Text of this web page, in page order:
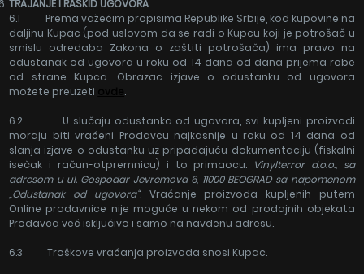
TRAJANJE I RASKID UGOVORA
6.1 Prema važećim propisima Republike Srbije, kod kupovine na
daljinu Kupac (pod uslovom da se radi o Kupcu koji je potrošač u
smislu odredaba Zakona o zaštiti potrošača) ima pravo na
odustanak od ugovora u roku od 14 dana od dana prijema robe
od strane Kupca. Obrazac izjave o odustanku od ugovora
možete preuzeti
.
6.2 U slučaju odustanka od ugovora, svi kupljeni proizvodi
moraju biti vraćeni Prodavcu najkasnije u roku od 14 dana od
slanja izjave o odustanku uz pripadajuću dokumentaciju (fiskalni
isečak i račun-otpremnicu) i to primaocu: Vinylterror d.o.o., sa
adresom u ul. Gospodar Jevremova 6, 11000 BEOGRAD sa napomenom
„Odustanak od ugovora“. Vraćanje proizvoda kupljenih putem
Online prodavnice nije moguće u nekom od prodajnih objekata
Prodavca već isključivo i samo na navdenu adresu.
6.3 Troškove vraćanja proizvoda snosi Kupac.